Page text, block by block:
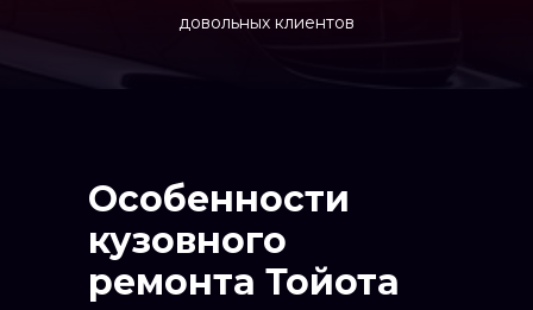
довольных клиентов
Особенности
кузовного
ремонта Тойота